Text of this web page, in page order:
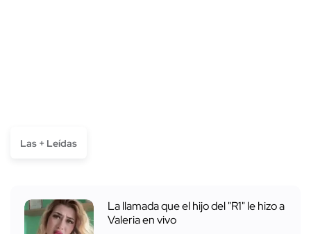
Las + Leídas
La llamada que el hijo del "R1" le hizo a
Valeria en vivo